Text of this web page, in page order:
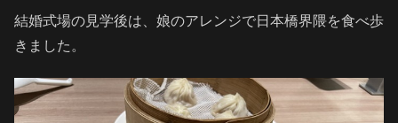
結婚式場の見学後は、娘のアレンジで日本橋界隈を食べ歩
きました。